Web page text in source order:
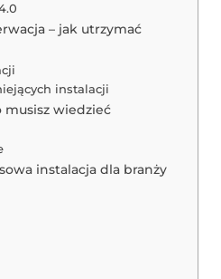
– jak utrzymać
instalacji
musisz wiedzieć
instalacja dla branży